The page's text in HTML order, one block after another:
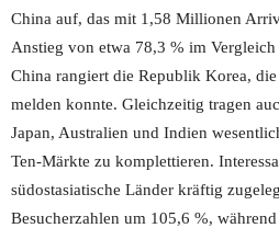
China auf, das mit 1,58 Millionen
Anstieg von etwa 78,3 % im
China rangiert die Republik Korea,
melden konnte. Gleichzeitig tragen
Japan, Australien und Indien
Ten-Märkte zu komplettieren.
südostasiatische Länder kräftig
Besucherzahlen um 105,6 %,